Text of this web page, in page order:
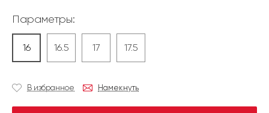
Параметры:
16 16.5 17 17.5
В избранное Намекнуть